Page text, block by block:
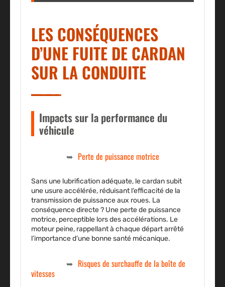
LES CONSÉQUENCES
D’UNE FUITE DE CARDAN
SUR LA CONDUITE
Impacts sur la performance du
véhicule
Perte de puissance motrice
Sans une lubrification adéquate, le cardan subit
une usure accélérée, réduisant l’efficacité de la
transmission de puissance aux roues. La
conséquence directe ? Une perte de puissance
motrice, perceptible lors des accélérations. Le
moteur peine, rappellant à chaque départ arrêté
l’importance d’une bonne santé mécanique.
Risques de surchauffe de la boîte de
vitesses